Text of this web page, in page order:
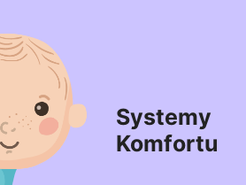
Systemy
Komfortu